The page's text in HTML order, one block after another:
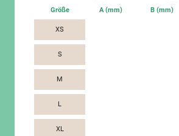
Größe A (mm) B (mm)
XS
S
M
L
XL